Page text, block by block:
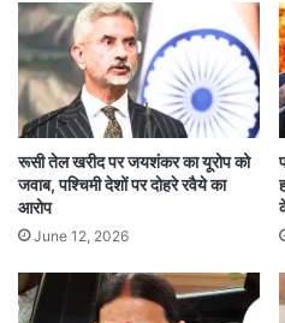
जैकब्स इंजीनियरिंग ग्रुप ने
‘क्रिस सिटी’ की स्थापना के
तैयार किया है. क्रिस सिटी का
किया जाएगा. जानकारी के
इंडस्ट्रियल इंफ्रस्ट्रक्चर
एकड़ में लगभग 1054 करोड़
ढांचे के विकास के लिए दिए गए
रूसी तेल खरीद पर जयशंकर का यूरोप को
जवाब, पश्चिमी देशों पर दोहरे रवैये का
आरोप
June 12, 2026